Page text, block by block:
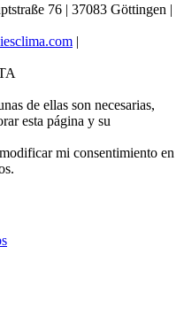
76 | 37083 Göttingen |
|
de ellas son necesarias,
esta página y su
mi consentimiento en